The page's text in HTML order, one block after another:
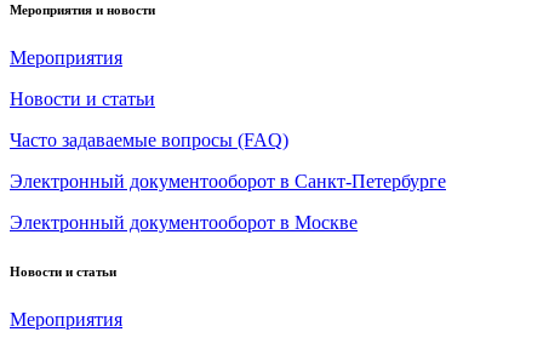
Мероприятия и новости
Мероприятия
Новости и статьи
Часто задаваемые вопросы (FAQ)
Электронный документооборот в Санкт-Петербурге
Электронный документооборот в Москве
Новости и статьи
Мероприятия